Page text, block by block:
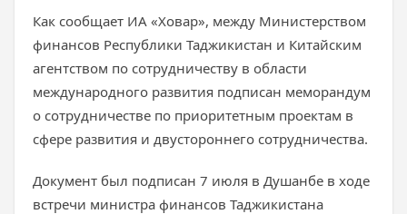
Как сообщает ИА «Ховар», между Министерством
финансов Республики Таджикистан и Китайским
агентством по сотрудничеству в области
международного развития подписан меморандум
о сотрудничестве по приоритетным проектам в
сфере развития и двустороннего сотрудничества.
Документ был подписан 7 июля в Душанбе в ходе
встречи министра финансов Таджикистана